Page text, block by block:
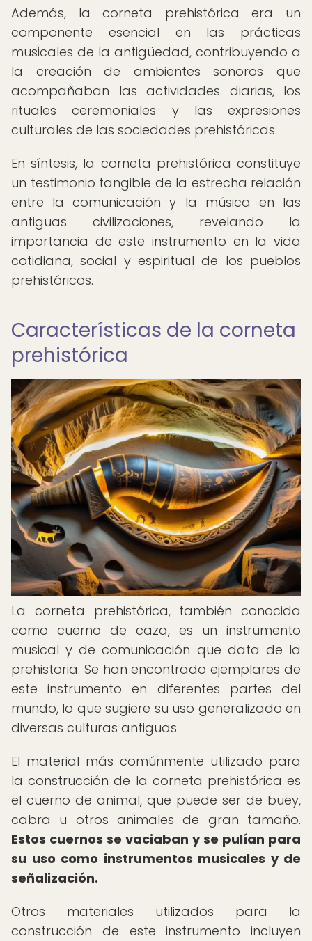
Además, la corneta prehistórica era un
componente esencial en las prácticas
musicales de la antigüedad, contribuyendo a
la creación de ambientes sonoros que
acompañaban las actividades diarias, los
rituales ceremoniales y las expresiones
culturales de las sociedades prehistóricas.
En síntesis, la corneta prehistórica constituye
un testimonio tangible de la estrecha relación
entre la comunicación y la música en las
antiguas civilizaciones, revelando la
importancia de este instrumento en la vida
cotidiana, social y espiritual de los pueblos
prehistóricos.
Características de la corneta
prehistórica
La corneta prehistórica, también conocida
como cuerno de caza, es un instrumento
musical y de comunicación que data de la
prehistoria. Se han encontrado ejemplares de
este instrumento en diferentes partes del
mundo, lo que sugiere su uso generalizado en
diversas culturas antiguas.
El material más comúnmente utilizado para
la construcción de la corneta prehistórica es
el cuerno de animal, que puede ser de buey,
cabra u otros animales de gran tamaño.
Estos cuernos se vaciaban y se pulían para
su uso como instrumentos musicales y de
señalización.
Otros materiales utilizados para la
construcción de este instrumento incluyen